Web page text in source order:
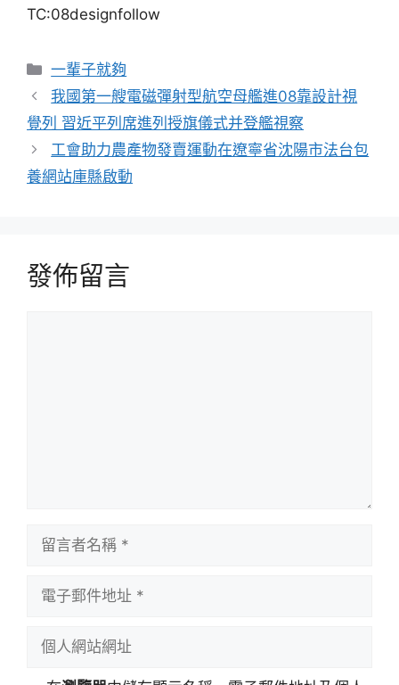
TC:08designfollow
分
類
一輩子就夠
我國第一艘電磁彈射型航空母艦進08靠設計視
覺列 習近平列席進列授旗儀式并登艦視察
工會助力農產物發賣運動在遼寧省沈陽市法台包
養網站庫縣啟動
發佈留言